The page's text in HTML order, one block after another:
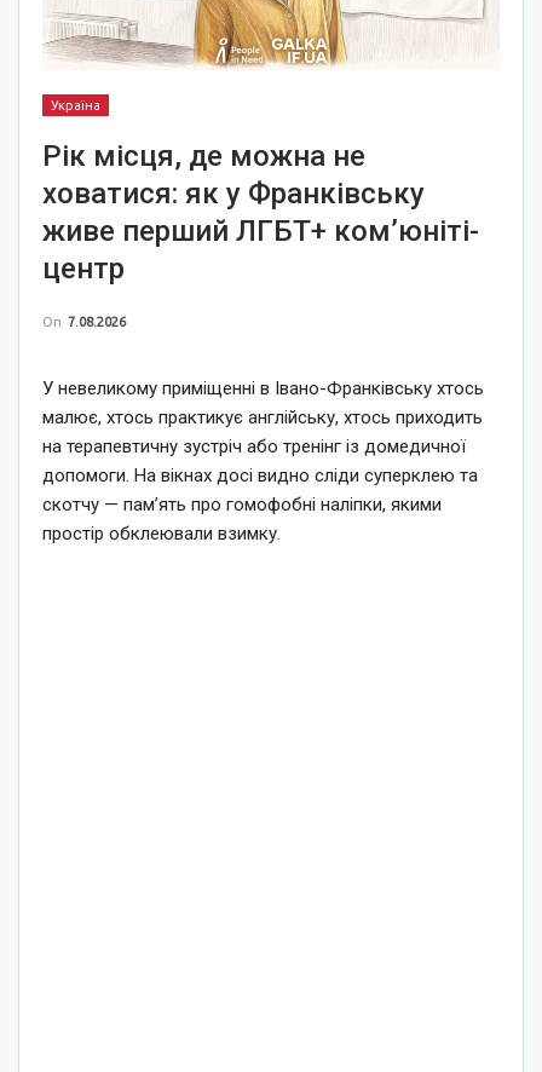
Україна
Рік місця, де можна не
ховатися: як у Франківську
живе перший ЛГБТ+ ком’юніті-
центр
On 7.08.2026
У невеликому приміщенні в Івано-Франківську хтось
малює, хтось практикує англійську, хтось приходить
на терапевтичну зустріч або тренінг із домедичної
допомоги. На вікнах досі видно сліди суперклею та
скотчу — пам’ять про гомофобні наліпки, якими
простір обклеювали взимку.